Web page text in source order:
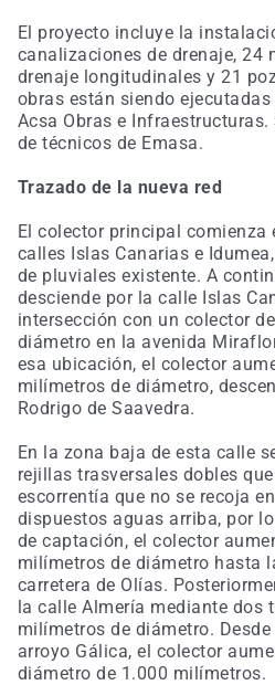
El proyecto incluye la
canalizaciones de drenaje, 24
drenaje longitudinales y 21
obras están siendo
Acsa Obras e
de técnicos de Emasa.
Trazado de la nueva red
El colector principal comienza
calles Islas Canarias e
de pluviales existente. A
desciende por la calle Islas
intersección con un colector
diámetro en la avenida
esa ubicación, el colector
milímetros de diámetro,
Rodrigo de Saavedra.
En la zona baja de esta calle
rejillas trasversales dobles
escorrentía que no se recoja
dispuestos aguas arriba, por
de captación, el colector
milímetros de diámetro hasta
carretera de Olías.
la calle Almería mediante dos
milímetros de diámetro.
arroyo Gálica, el colector
diámetro de 1.000 milímetros.